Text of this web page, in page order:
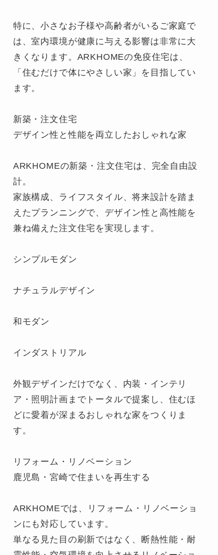
特に、小さなお子様や高齢者がいるご家庭で
は、室内環境が健康に与える影響は非常に大
きくなります。ARKHOMEの免疫住宅は、
「住むだけで体にやさしい家」を目指してい
ます。
新築・注文住宅
デザイン性と性能を両立したおしゃれな家
ARKHOMEの新築・注文住宅は、完全自由設
計。
家族構成、ライフスタイル、将来設計を踏ま
えたプランニングで、デザイン性と高性能を
兼ね備えた注文住宅を実現します。
シンプルモダン
ナチュラルデザイン
和モダン
インダストリアル
外観デザインだけでなく、内装・インテリ
ア・照明計画までトータルで提案し、住むほ
どに愛着が深まるおしゃれな家をつくりま
す。
リフォーム・リノベーション
鹿児島・宮崎で住まいを再生する
ARKHOMEでは、リフォーム・リノベーショ
ンにも対応しています。
単なる見た目の刷新ではなく、断熱性能・耐